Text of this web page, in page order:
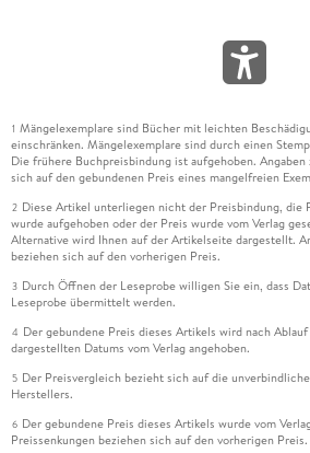
1 Mängelexemplare sind Bücher mit leichten
einschränken. Mängelexemplare sind durch einen
Die frühere Buchpreisbindung ist aufgehoben. Angaben
sich auf den gebundenen Preis eines mangelfreien
2 Diese Artikel unterliegen nicht der Preisbindung, die
wurde aufgehoben oder der Preis wurde vom Verlag
Alternative wird Ihnen auf der Artikelseite dargestellt.
beziehen sich auf den vorherigen Preis.
3 Durch Öffnen der Leseprobe willigen Sie ein, dass
Leseprobe übermittelt werden.
4 Der gebundene Preis dieses Artikels wird nach
dargestellten Datums vom Verlag angehoben.
5 Der Preisvergleich bezieht sich auf die
Herstellers.
6 Der gebundene Preis dieses Artikels wurde vom
Preissenkungen beziehen sich auf den vorherigen Preis.